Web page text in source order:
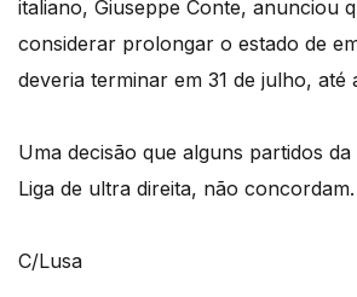
italiano, Giuseppe Conte, anunciou
considerar prolongar o estado de
deveria terminar em 31 de julho, até
Uma decisão que alguns partidos
Liga de ultra direita, não concordam.
C/Lusa